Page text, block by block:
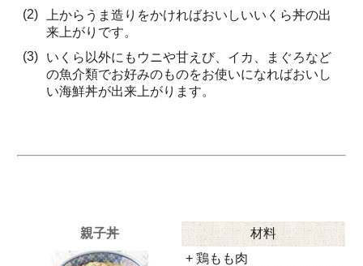
(2)
上からうま造りをかければおいしいいくら丼の出
来上がりです。
(3)
いくら以外にもウニや甘えび、イカ、まぐろなど
の魚介類でお好みのものをお使いになればおいし
い海鮮丼が出来上がります。
親子丼
材料
+ 鶏もも肉